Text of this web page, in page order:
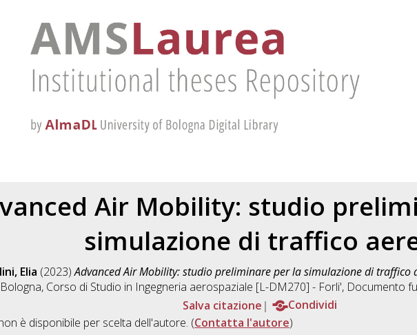
Air Mobility: studio
simulazione di traffico
Elia (2023)Advanced Air Mobility: studio preliminare per la simulazione di traffico
Bologna, Corso di Studio in Ingegneria aerospaziale [L-DM270] - Forli', Documento
Salva citazione
Condividi
è disponibile per scelta dell'autore. (Contatta l'autore)